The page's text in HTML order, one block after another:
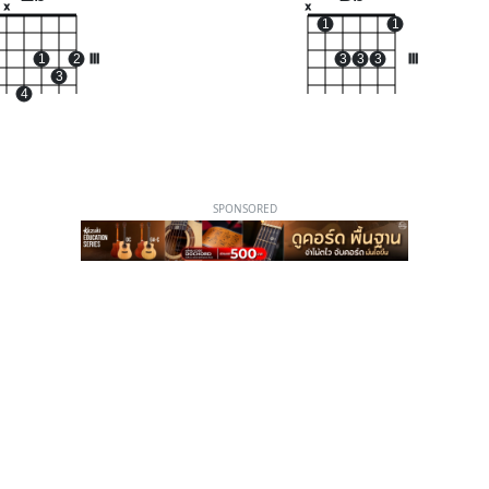
x
4
1
3
2
x
1
3 3 3
1
SPONSORED